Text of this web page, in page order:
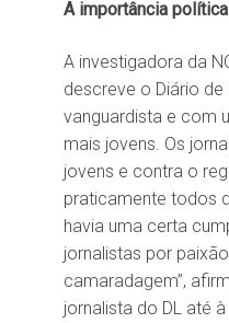
A importância
A investigadora da
descreve o Diário
vanguardista e com
mais jovens. Os
jovens e contra o
praticamente todos
havia uma certa
jornalistas por
camaradagem”,
jornalista do DL até